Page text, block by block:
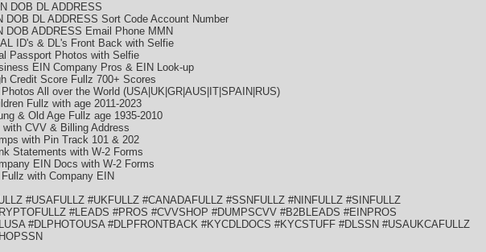
DOB DL ADDRESS
DOB DL ADDRESS Sort Code Account Number
DOB ADDRESS Email Phone MMN
ID's & DL's Front Back with Selfie
Passport Photos with Selfie
EIN Company Pros & EIN Look-up
Credit Score Fullz 700+ Scores
Photos All over the World (USA|UK|GR|AUS|IT|SPAIN|RUS)
Fullz with age 2011-2023
& Old Age Fullz age 1935-2010
with CVV & Billing Address
with Pin Track 101 & 202
Statements with W-2 Forms
EIN Docs with W-2 Forms
Fullz with Company EIN
#USAFULLZ #UKFULLZ #CANADAFULLZ #SSNFULLZ #NINFULLZ #SINFULLZ
#LEADS #PROS #CVVSHOP #DUMPSCVV #B2BLEADS #EINPROS
#DLPHOTOUSA #DLPFRONTBACK #KYCDLDOCS #KYCSTUFF #DLSSN #USAUKCAFULLZ